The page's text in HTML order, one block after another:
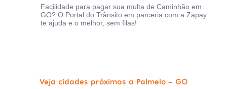
Facilidade para pagar sua multa de Caminhão em
GO? O Portal do Trânsito em parceria com a Zapay
te ajuda e o melhor, sem filas!
Veja cidades próximas a Palmelo - GO